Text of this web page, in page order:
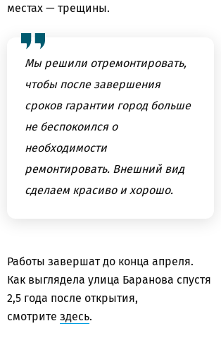
местах — трещины.
Мы решили отремонтировать,
чтобы после завершения
сроков гарантии город больше
не беспокоился о
необходимости
ремонтировать. Внешний вид
сделаем красиво и хорошо.
Работы завершат до конца апреля.
Как выглядела улица Баранова спустя
2,5 года после открытия,
смотрите здесь.